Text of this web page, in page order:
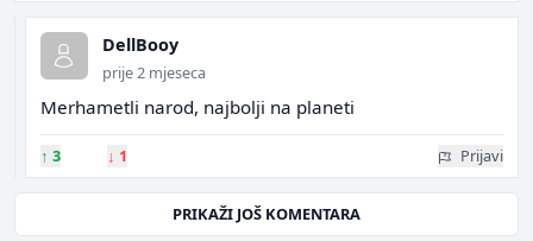
DellBooy
prije 2 mjeseca
Merhametli narod, najbolji na planeti
↑ 3 ↓ 1 Prijavi
PRIKAŽI JOŠ KOMENTARA